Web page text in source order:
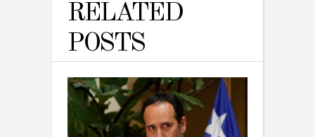
RELATED
POSTS